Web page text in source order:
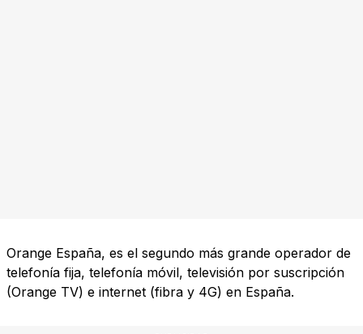
Orange España, es el segundo más grande operador de
telefonía fija, telefonía móvil, televisión por suscripción
(Orange TV) e internet (fibra y 4G) en España.